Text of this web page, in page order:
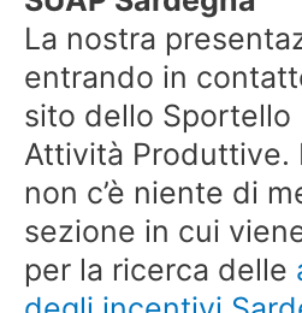
La nostra
entrando in
sito dello Sportello
Attività Produttive.
non c’è niente di
sezione in cui
per la ricerca delle